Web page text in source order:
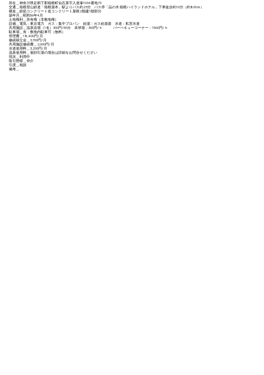
所在＿神奈川県足柄下郡箱根町仙石原字入道塚1034番地73
交通＿箱根登山鉄道「箱根湯本」駅よりバス約23分 バス停「品の木 箱根ハイランドホテル」下車徒歩約10分（約800ｍ）
構造＿鉄筋コンクリート造コンクリート屋根2階建1階部分
築年月＿昭和56年4月
土地権利＿所有権（非敷地権）
設備＿電気：東京電力 ガス：集中プロパン 給湯：ガス給湯器 水道：私営水道
共用施設＿温泉浴場（1名）300円/50分 卓球場：300円/ｈ バーベキューコーナー：1500円/ｈ
駐車場＿有：敷地内駐車可（無料）
管理費＿18,400円/月
修繕積立金＿3,700円/月
共用施設修繕費＿2,000円/月
水道使用料＿3,200円/月
温泉使用料＿個別引湯の場合は詳細をお問合せください
現況＿利用中
取引態様＿仲介
引渡＿相談
備考＿